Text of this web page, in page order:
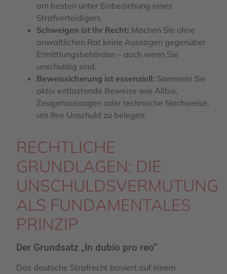
am besten unter Einbeziehung eines
Strafverteidigers.
Schweigen ist Ihr Recht: Machen Sie ohne
anwaltlichen Rat keine Aussagen gegenüber
Ermittlungsbehörden – auch wenn Sie
unschuldig sind.
Beweissicherung ist essenziell: Sammeln Sie
aktiv entlastende Beweise wie Alibis,
Zeugenaussagen oder technische Nachweise,
um Ihre Unschuld zu belegen.
RECHTLICHE
GRUNDLAGEN: DIE
UNSCHULDSVERMUTUNG
ALS FUNDAMENTALES
PRINZIP
Der Grundsatz „In dubio pro reo“
Das deutsche Strafrecht basiert auf einem